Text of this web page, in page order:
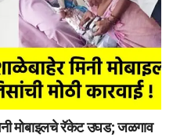
मोबाइलचे रॅकेट उघड; जळगाव